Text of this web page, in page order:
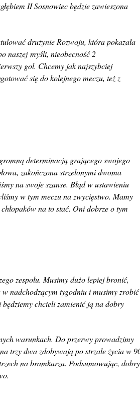
II Sosnowiec będzie zawieszona
drużynie Rozwoju, która pokazała
naszej myśli, nieobecność 2
gol. Chcemy jak najszybciej
się do kolejnego meczu, też z
determinacją grającego swojego
zakończona strzelonymi dwoma
na swoje szanse. Błąd w ustawieniu
w tym meczu na zwycięstwo. Mamy
na to stać. Oni dobrze o tym
zespołu. Musimy dużo lepiej bronić,
nadchodzącym tygodniu i musimy zrobić
będziemy chcieli zamienić ją na dobry
warunkach. Do przerwy prowadzimy
trzy dwa zdobywają po strzale życia w
na bramkarza. Podsumowując, dobry